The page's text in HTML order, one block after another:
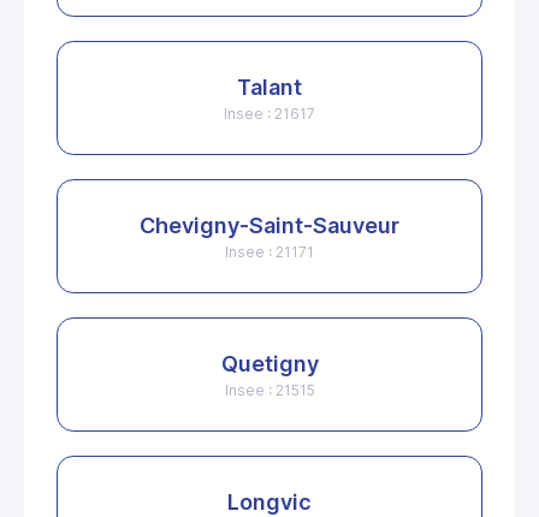
Talant
Insee : 21617
Chevigny-Saint-Sauveur
Insee : 21171
Quetigny
Insee : 21515
Longvic